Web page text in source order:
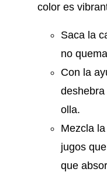
color es
Saca la
no
Con la
olla.
Mezcla la
jugos
que